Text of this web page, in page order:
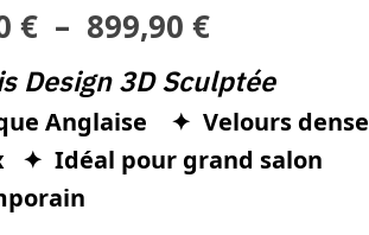
€ – 899,90€
Design 3D Sculptée
Anglaise ✦ Velours dense
✦ Idéal pour grand salon